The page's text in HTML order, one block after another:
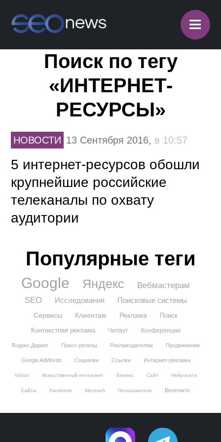
≡
Поиск по тегу
«ИНТЕРНЕТ-
РЕСУРСЫ»
НОВОСТИ 13 Сентября 2016, в 10:57
5 интернет-ресурсов обошли
крупнейшие российские
телеканалы по охвату
аудитории
Популярные теги
Google Яндекс
Вебмастерам
SEO
Исследования Поисковые системы
Сервисы Клиентам Реклама
Поиск
Контекстная реклама
Чилаут Конференции
Яндекс.Директ Пресс-релизы Рекламодателям Продвижение
Google AdWords Социалки Ссылки Интернет-реклама
Yahoo Искусственный интеллект Бизнес Сайт Нейросети
Сайты Facebook Microsoft Пользователи Вконтакте